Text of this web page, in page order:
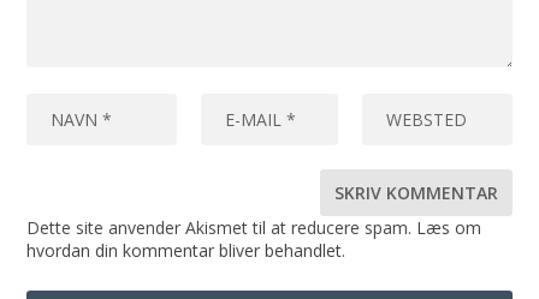
Dette site anvender Akismet til at reducere spam. Læs om
hvordan din kommentar bliver behandlet.